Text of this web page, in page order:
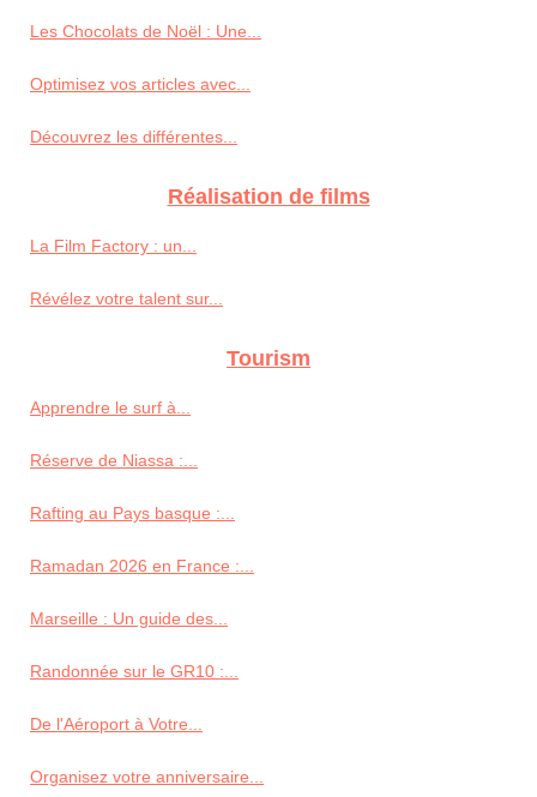
Les Chocolats de Noël : Une...
Optimisez vos articles avec...
Découvrez les différentes...
Réalisation de films
La Film Factory : un...
Révélez votre talent sur...
Tourism
Apprendre le surf à...
Réserve de Niassa :...
Rafting au Pays basque :...
Ramadan 2026 en France :...
Marseille : Un guide des...
Randonnée sur le GR10 :...
De l'Aéroport à Votre...
Organisez votre anniversaire...